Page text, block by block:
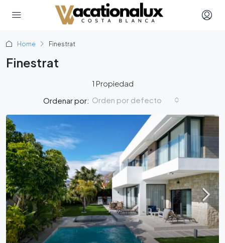
Home Finestrat
Finestrat
1 Propiedad
Ordenar por: Orden por defecto